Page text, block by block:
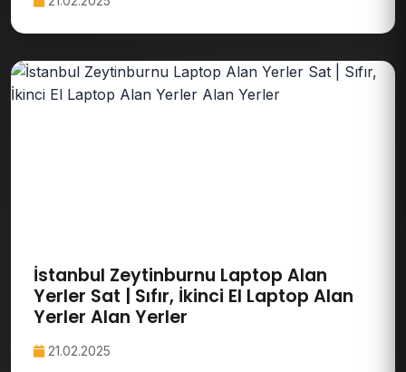
İstanbul Zeytinburnu Laptop Alan
Yerler Sat | Sıfır, İkinci El Laptop Alan
Yerler Alan Yerler
21.02.2025